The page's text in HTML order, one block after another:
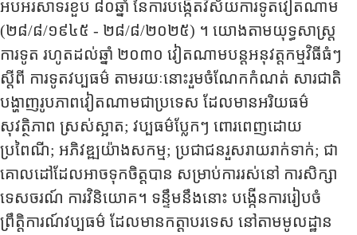
អបអរសាទរខួប ៨០ឆ្នាំ នៃការបង្កើតវិស័យការទូតវៀតណាម
(២៨/៨/១៩៤៥ - ២៨/៨/២០២៥​) ។ យោងតាមយុទ្ធសាស្ត្រ
ការទូត រហូតដល់ឆ្នាំ ២០៣០ វៀតណាមបន្តអនុវត្តកម្មវិធីធំៗ
ស្តីពី ការទូតវប្បធម៌ តាមរយៈនោះរួមចំណែកកំណត់ សារជាតិ
បង្ហាញរូបភាពវៀតណាមជាប្រទេស ដែលមានអរិយធម៌
សុវត្ថិភាព ស្រស់ស្អាត; វប្បធម៌ប្លែកៗ ពោរពេញដោយ
ប្រពៃណី; អភិវឌ្ឍយ៉ាងសកម្ម; ប្រជាជនរួសរាយរាក់ទាក់; ជា
គោលដៅដែលអាចទុកចិត្តបាន សម្រាប់ការរស់នៅ ការសិក្សា
ទេសចរណ៍ ការវិនិយោគ​។ ទន្ទឹម​នឹងនោះ បង្កើនការរៀបចំ
ព្រឹត្តិការណ៍វប្បធម៌ ដែលមានកត្តាបរទេស នៅតាមមូលដ្ឋាន